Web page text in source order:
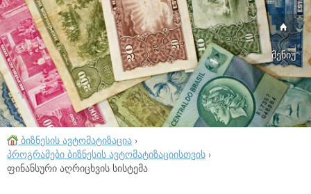
მენიუ
ბიზნესის ავტომატიზაცია ›
პროგრამები ბიზნესის ავტომატიზაციისთვის ›
ფინანსური აღრიცხვის სისტემა